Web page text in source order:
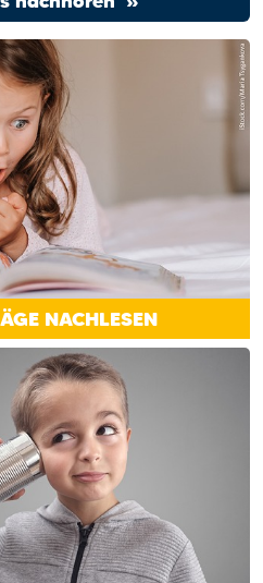
NACHLESEN